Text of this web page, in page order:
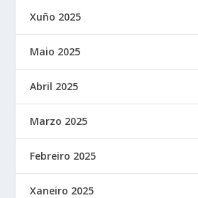
Xuño 2025
Maio 2025
Abril 2025
Marzo 2025
Febreiro 2025
Xaneiro 2025